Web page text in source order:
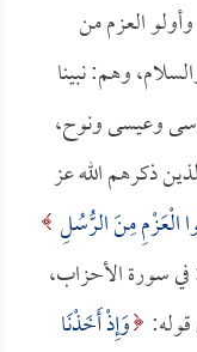
العزم من
وهم: نبينا
وعيسى ونوح،
ذكرهم الله عز
الْعَزْمِ مِنَ الرُّسُلِ
في سورة الأحزاب،
وَإِذْ أَخَذْنَا